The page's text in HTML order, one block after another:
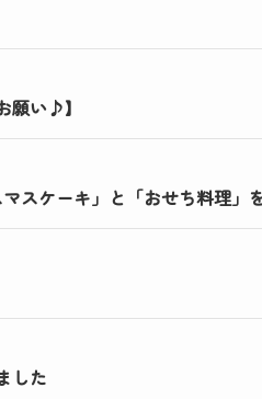
願い♪】
スケーキ」と「おせち料理」
した